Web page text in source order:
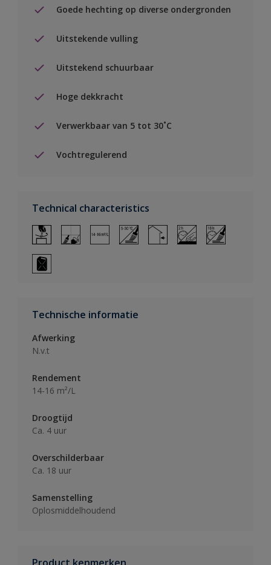
Goede hechting op diverse ondergronden
Uitstekende vulling
Uitstekend schuurbaar
Hoge dekkracht
Verwerkbaar van 5 tot 30˚C
Vochtregulerend
Technical characteristics
Technische informatie
Afwerking
N.v.t
Rendement
14-16 m²/L
Droogtijd
Ca. 4 uur
Overschilderbaar
Ca. 18 uur
Samenstelling
Oplosmiddelhoudend